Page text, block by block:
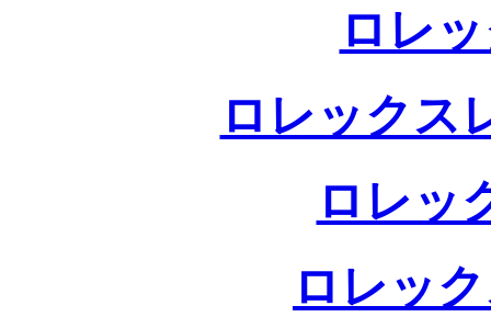
ロレ
ロレックス
ロレッ
ロレッ